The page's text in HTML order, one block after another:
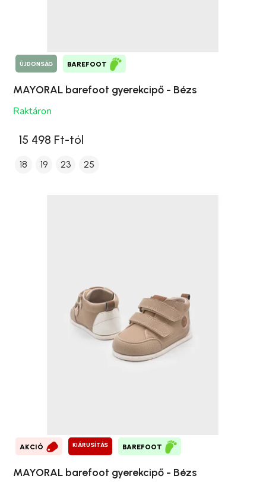
ÚJDONSÁG BAREFOOT
MAYORAL barefoot gyerekcipő - Bézs
Raktáron
15 498 Ft-tól
18 19 23 25
AKCIÓ KIÁRUSÍTÁS BAREFOOT
MAYORAL barefoot gyerekcipő - Bézs